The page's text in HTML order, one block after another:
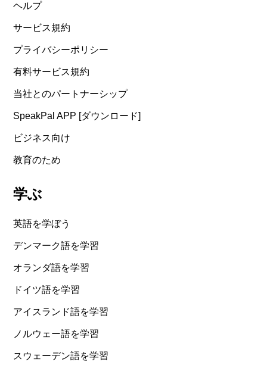
ヘルプ
サービス規約
プライバシーポリシー
有料サービス規約
当社とのパートナーシップ
SpeakPal APP [ダウンロード]
ビジネス向け
教育のため
学ぶ
英語を学ぼう
デンマーク語を学習
オランダ語を学習
ドイツ語を学習
アイスランド語を学習
ノルウェー語を学習
スウェーデン語を学習